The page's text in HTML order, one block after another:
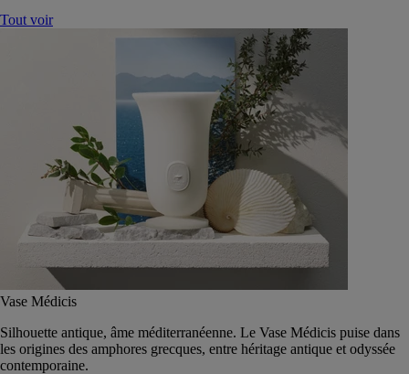
Tout voir
Vase Médicis
Silhouette antique, âme méditerranéenne. Le Vase Médicis puise dans
les origines des amphores grecques, entre héritage antique et odyssée
contemporaine.